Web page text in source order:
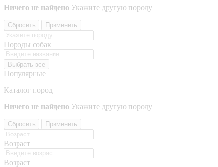
Ничего не найдено Укажите другую породу
Сбросить Применить
Породы собак
Выбрать все
Популярные
Каталог пород
Ничего не найдено Укажите другую породу
Сбросить Применить
Возраст
Возраст